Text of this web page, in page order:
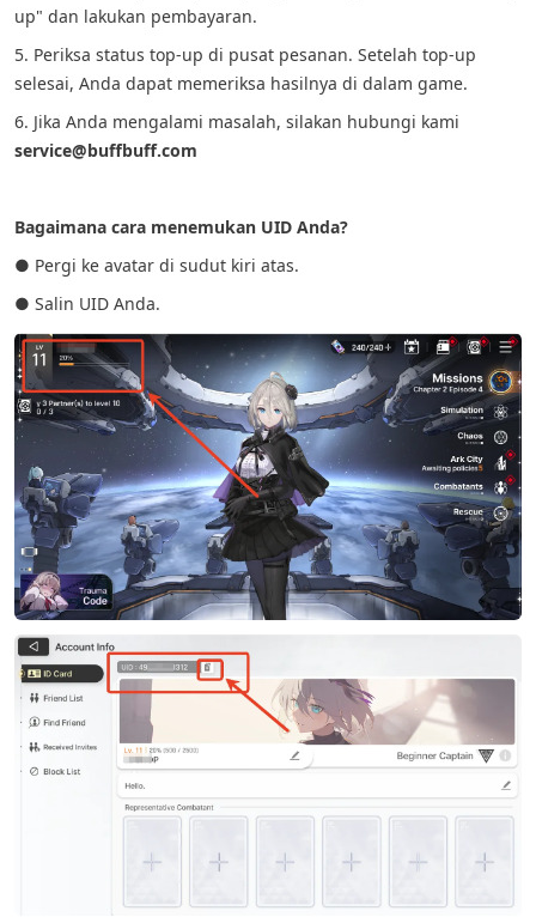
up" dan lakukan pembayaran.
5. Periksa status top-up di pusat pesanan. Setelah top-up
selesai, Anda dapat memeriksa hasilnya di dalam game.
6. Jika Anda mengalami masalah, silakan hubungi kami
service@buffbuff.com
Bagaimana cara menemukan UID Anda?
● Pergi ke avatar di sudut kiri atas.
● Salin UID Anda.